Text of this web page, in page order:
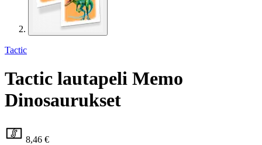
Tactic
Tactic lautapeli Memo
Dinosaurukset
8,46 €